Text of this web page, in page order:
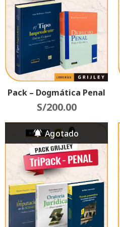
Pack – Dogmática Penal
S/200.00